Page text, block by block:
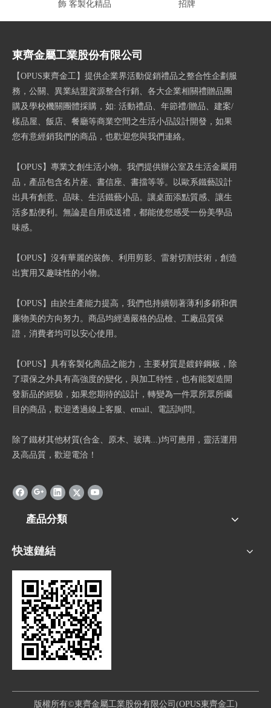
飾 客製化精品
招牌
東齊金屬工業股份有限公司
【OPUS東齊金工】提供企業界活動促銷禮品之整合性企劃服
務，公關、異業結盟資源整合行銷、各大企業相關禮贈品團
購及學校機關團體採購，如: 活動禮品、年節禮/贈品、建案/
樣品屋、飯店、餐廳等商業空間之生活小品設計開發，如果
您有意經銷我們的商品，也歡迎您與我們連絡。
【OPUS】專業文創生活小物。我們提供辦公室及生活金屬用
品，產品包含名片座、書信座、書擋等等。以歐系鐵藝設計
出具有創意、品味、生活鐵藝小品。讓桌面添點質感、讓生
活多點便利。無論是自用或送禮，都能使您感受一份美學品
味感。
【OPUS】沒有華麗的裝飾、利用剪影、雷射切割技術，創造
出實用又趣味性的小物。
【OPUS】由於生產能力提高，我們也持續朝著薄利多銷和價
廉物美的方向努力。商品均經過嚴格的品檢、工廠品質保
證，消費者均可以安心使用。
【OPUS】具有客製化商品之能力，主要材質是鍍鋅鋼板，除
了環保之外具有高強度的變化，與加工特性，也有能製造開
發新品的經驗，如果您期待的設計，轉變為一件眾所眾所矚
目的商品，歡迎透過線上客服、email、電話詢問。
除了鐵材其他材質(合金、原木、玻璃...)均可應用，靈活運用
及高品質，歡迎電洽！
產品分類
快速鏈結
版權所有©東齊金屬工業股份有限公司(OPUS東齊金工)